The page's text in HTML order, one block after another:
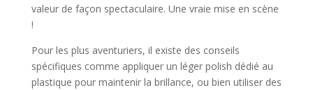
valeur de façon spectaculaire. Une vraie mise en scène
!
Pour les plus aventuriers, il existe des conseils
spécifiques comme appliquer un léger polish dédié au
plastique pour maintenir la brillance, ou bien utiliser des